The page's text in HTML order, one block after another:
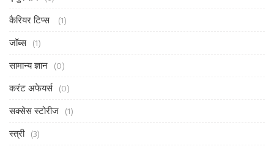
कैरियर टिप्स (1)
जॉब्स (1)
सामान्य ज्ञान (0)
करंट अफेयर्स (0)
सक्सेस स्टोरीज (1)
स्त्री (3)